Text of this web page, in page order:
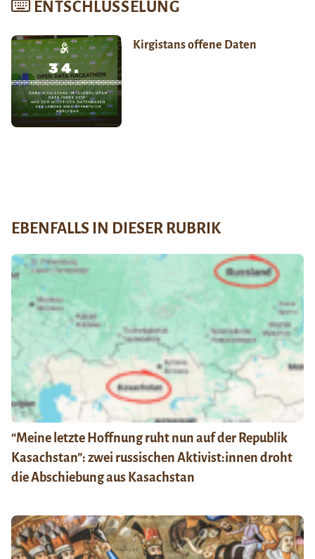
ENTSCHLÜSSELUNG
Kirgistans offene Daten
EBENFALLS IN DIESER RUBRIK
“Meine letzte Hoffnung ruht nun auf der Republik
Kasachstan”: zwei russischen Aktivist:innen droht
die Abschiebung aus Kasachstan